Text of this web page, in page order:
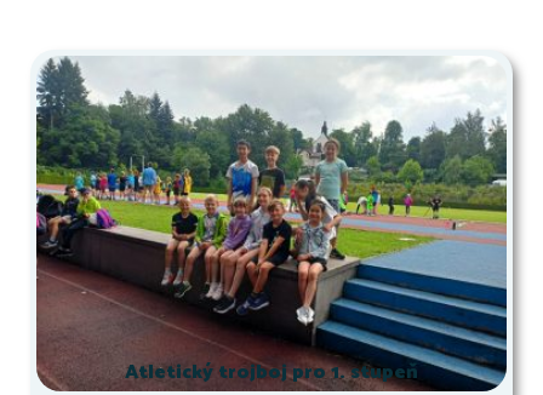
Atletický trojboj pro 1. stupeň